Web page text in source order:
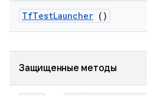
TfTestLauncher ()
Защищенные методы